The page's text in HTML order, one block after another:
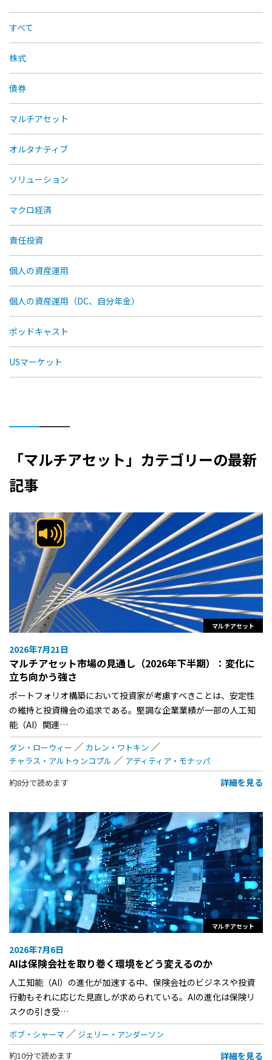
すべて
株式
債券
マルチアセット
オルタナティブ
ソリューション
マクロ経済
責任投資
個人の資産運用
個人の資産運用（DC、自分年金）
ポッドキャスト
USマーケット
「マルチアセット」カテゴリーの最新
記事
マルチアセット
2026年7月21日
マルチアセット市場の見通し（2026年下半期）：変化に
立ち向かう強さ
ポートフォリオ構築において投資家が考慮すべきことは、安定性
の維持と投資機会の追求である。堅調な企業業績が一部の人工知
能（AI）関連…
ダン・ローウィー
カレン・ワトキン
チャラス・アルトゥンコプル
アディティア・モナッパ
約8分で読めます
詳細を見る
マルチアセット
2026年7月6日
AIは保険会社を取り巻く環境をどう変えるのか
人工知能（AI）の進化が加速する中、保険会社のビジネスや投資
行動もそれに応じた見直しが求められている。AIの進化は保険リ
スクの引き受…
ボブ・シャーマ
ジェリー・アンダーソン
約10分で読めます
詳細を見る